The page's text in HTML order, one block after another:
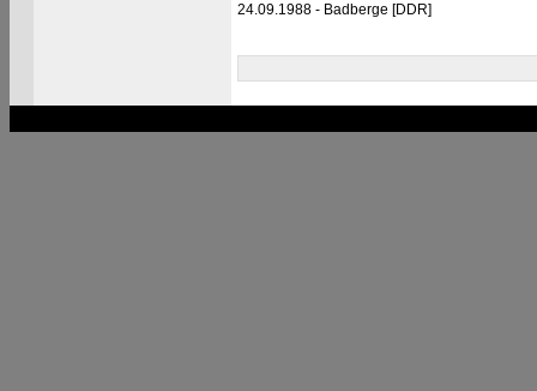
24.09.1988 - Badberge [DDR]